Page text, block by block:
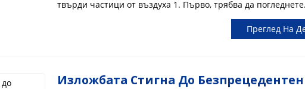
твърди частици от въздуха 1. Първо, трябва да погледнете
филтърната хартия, най-добре е да я издухате директно с
видите пропускливостта на въздуха и след това да видите
Преглед На
Изложбата Стигна До